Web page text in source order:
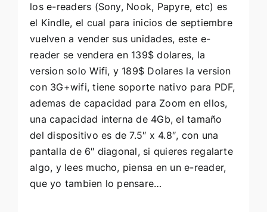
los e-readers (Sony, Nook, Papyre, etc) es
el Kindle, el cual para inicios de septiembre
vuelven a vender sus unidades, este e-
reader se vendera en 139$ dolares, la
version solo Wifi, y 189$ Dolares la version
con 3G+wifi, tiene soporte nativo para PDF,
ademas de capacidad para Zoom en ellos,
una capacidad interna de 4Gb, el tamaño
del dispositivo es de 7.5″ x 4.8″, con una
pantalla de 6″ diagonal, si quieres regalarte
algo, y lees mucho, piensa en un e-reader,
que yo tambien lo pensare…